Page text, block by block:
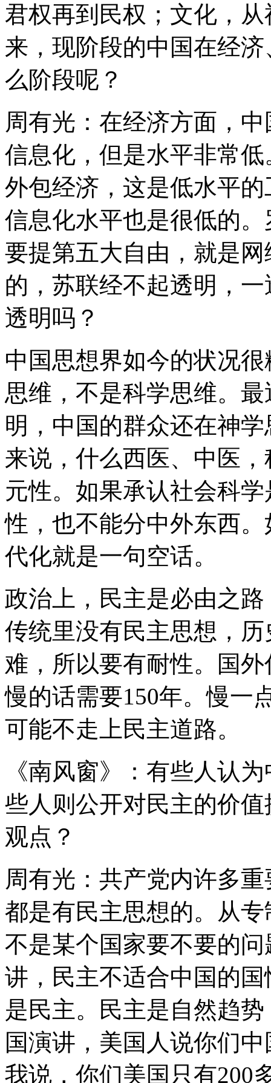
君权再到民权；文化，
来，现阶段的中国在经
么阶段呢？
周有光：在经济方面，
信息化，但是水平非常
外包经济，这是低水平
信息化水平也是很低的
要提第五大自由，就是
的，苏联经不起透明，
透明吗？
中国思想界如今的状况
思维，不是科学思维。
明，中国的群众还在神
来说，什么西医、中医
元性。如果承认社会科
性，也不能分中外东西
代化就是一句空话。
政治上，民主是必由之
传统里没有民主思想，
难，所以要有耐性。国
慢的话需要150年。慢一
可能不走上民主道路。
《南风窗》：有些人认
些人则公开对民主的价
观点？
周有光：共产党内许多
都是有民主思想的。从
不是某个国家要不要的
讲，民主不适合中国的
是民主。民主是自然趋
国演讲，美国人说你们
我说，你们美国只有200